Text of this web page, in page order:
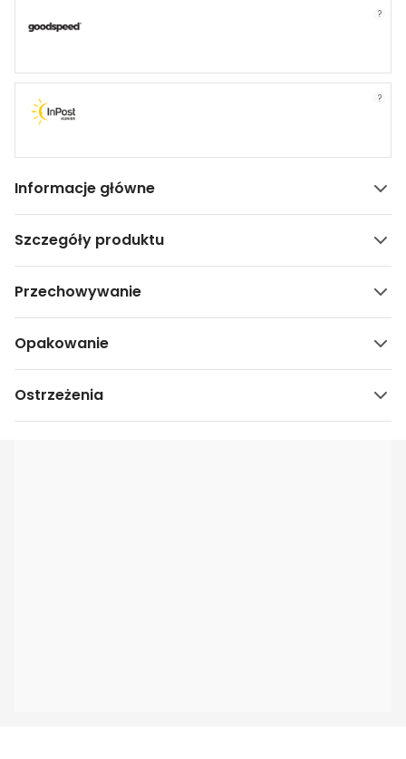
?
?
Informacje główne
Szczegóły produktu
Przechowywanie
Opakowanie
Ostrzeżenia